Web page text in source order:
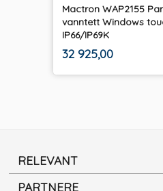
Mactron WAP2155
vanntett Windows
IP66/IP69K
Pris
32 925,00mva.
RELEVANT
PARTNERE